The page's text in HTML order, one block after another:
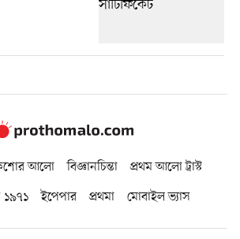
আলো বিজ্ঞানচিন্তা
প্রথম আলো ট্রাস্ট
১৯৭১ ইপেপার প্রথমা মোবাইল ভ্যাস